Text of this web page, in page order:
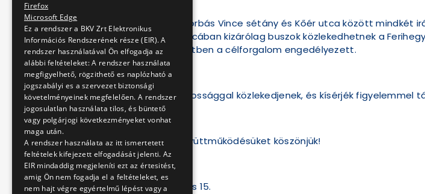
Az Üllői úton, a Borbás Vince sétány és Kőér utca között mindkét
A Vak Bottyán utcában kizárólag buszok közlekedhetnek a
lakóházas övezetben a célforgalom engedélyezett.
Kérjük, fokozott óvatossággal közlekedjenek, és kísérjék figyelemmel
Megértésüket és együttműködésüket köszönjük!
Budapest, 2022. június 15.
Firefox
Microsoft Edge
Ez a rendszer a BKV Zrt Elektronikus
Információs Rendszerének része (EIR). A
rendszer használatával Ön elfogadja az
alábbi feltételeket: A rendszer használata
megfigyelhető, rögzithető es naplózható a
jogszabályi es a szervezet biztonsági
követelményeinek megfelelően. A rendszer
jogosulatlan használata tilos, és büntető
vagy polgárjogi következményeket vonhat
maga után.
A rendszer használata az itt ismertetett
feltételek kifejezett elfogadását jelenti. Az
EIR mindaddig megjeleníti ezt az értesitést,
amig Ön nem fogadja el a feltételeket, es
nem hajt végre egyértelmű lépést vagy a